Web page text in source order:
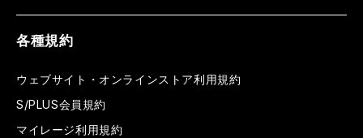
各種規約
ウェブサイト・オンラインストア利用規約
S/PLUS会員規約
マイレージ利用規約